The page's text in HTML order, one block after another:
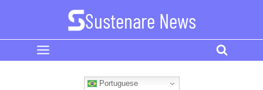
content
Sustenare News
Portuguese